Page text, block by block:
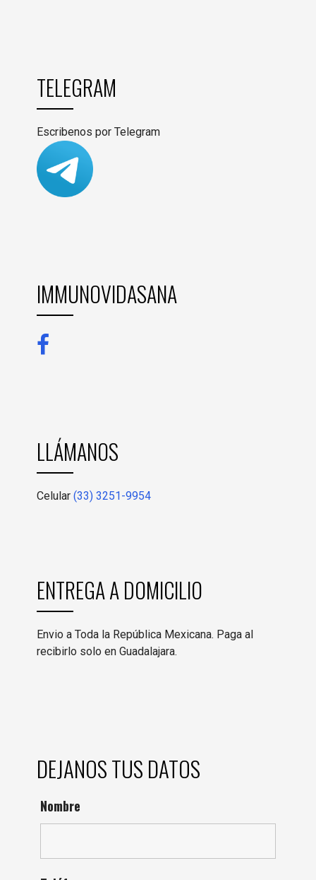
TELEGRAM
Escribenos por Telegram
IMMUNOVIDASANA
LLÁMANOS
Celular (33) 3251-9954
ENTREGA A DOMICILIO
Envio a Toda la República Mexicana. Paga al
recibirlo solo en Guadalajara.
DEJANOS TUS DATOS
Nombre